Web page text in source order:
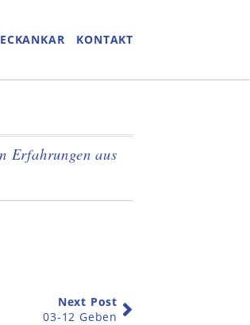
KONTAKT
Erfahrungen aus
Next Post
03-12 Geben